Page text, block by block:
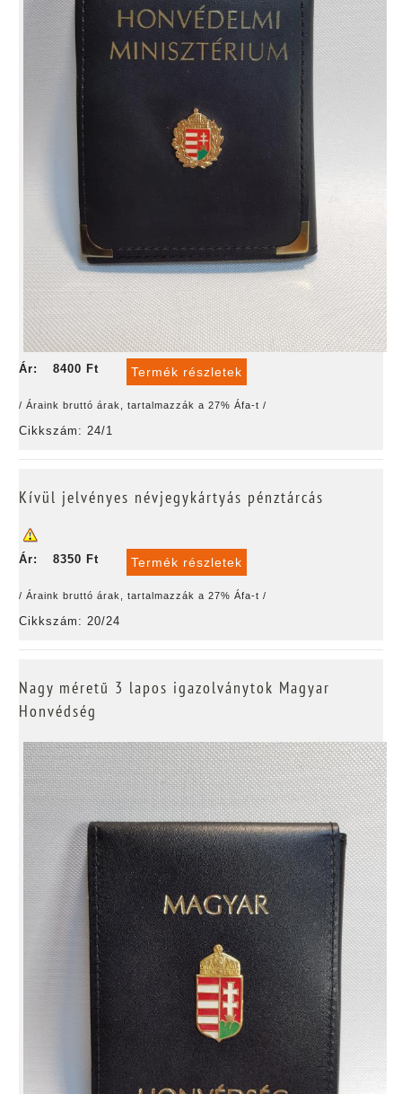
Ár: 8400 Ft Termék részletek
/ Áraink bruttó árak, tartalmazzák a 27% Áfa-t /
Cikkszám: 24/1
Kívül jelvényes névjegykártyás pénztárcás
Ár: 8350 Ft Termék részletek
/ Áraink bruttó árak, tartalmazzák a 27% Áfa-t /
Cikkszám: 20/24
Nagy méretű 3 lapos igazolványtok Magyar
Honvédség